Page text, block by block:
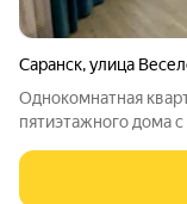
Саранск,улица
Однокомнатная
пятиэтажного дома
все стены выровнены